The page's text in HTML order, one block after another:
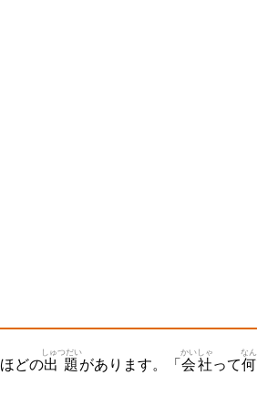
ほどの出題
しゅつだい
があります。「 会社
かいしゃ
って何
なん